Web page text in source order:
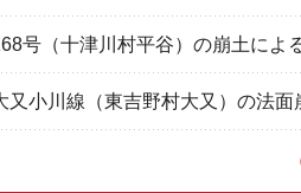
号（十津川村平谷）の崩土によ
又小川線（東吉野村大又）の法